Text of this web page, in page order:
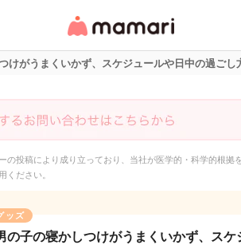
リ・情報サイト
けがうまくいかず、スケジュールや日中の過ごし
の投稿により成り立っており、当社が医学的・科学的根拠
ください。
ッズ
の子の寝かしつけがうまくいかず、スケ